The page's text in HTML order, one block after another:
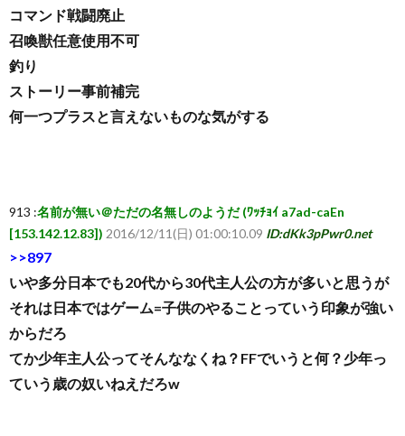
コマンド戦闘廃止
召喚獣任意使用不可
釣り
ストーリー事前補完
何一つプラスと言えないものな気がする
913 :名前が無い＠ただの名無しのようだ (ﾜｯﾁｮｲ a7ad-caEn
[153.142.12.83]) 2016/12/11(日) 01:00:10.09 ID:dKk3pPwr0.net
>>897
いや多分日本でも20代から30代主人公の方が多いと思うが
それは日本ではゲーム=子供のやることっていう印象が強い
からだろ
てか少年主人公ってそんななくね？FFでいうと何？少年っ
ていう歳の奴いねえだろw